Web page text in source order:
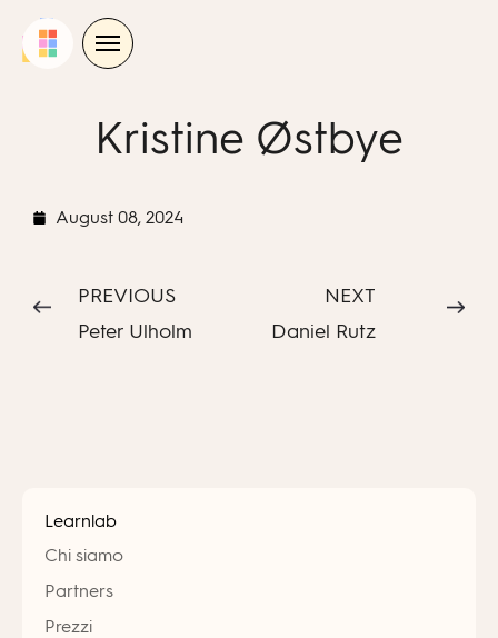
Kristine Østbye
August 08, 2024
PREVIOUS
Peter Ulholm
NEXT
Daniel Rutz
Learnlab
Chi siamo
Partners
Prezzi